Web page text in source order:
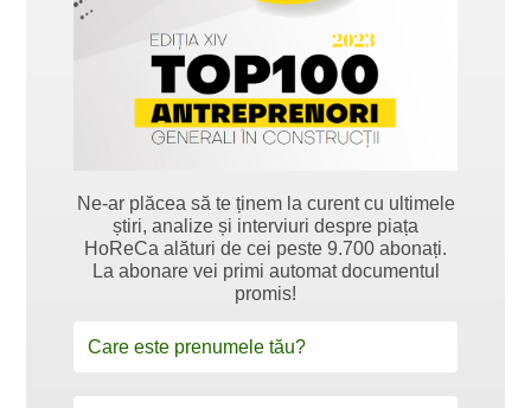
Ne-ar plăcea să te ținem la curent cu ultimele
știri, analize și interviuri despre piața
HoReCa alături de cei peste 9.700 abonați.
La abonare vei primi automat documentul
promis!